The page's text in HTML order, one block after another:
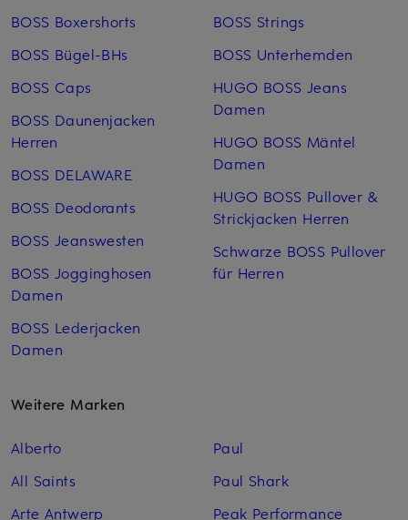
BOSS Boxershorts
BOSS Bügel-BHs
BOSS Caps
BOSS Daunenjacken
Herren
BOSS DELAWARE
BOSS Deodorants
BOSS Jeanswesten
BOSS Jogginghosen
Damen
BOSS Lederjacken
Damen
BOSS Strings
BOSS Unterhemden
HUGO BOSS Jeans
Damen
HUGO BOSS Mäntel
Damen
HUGO BOSS Pullover &
Strickjacken Herren
Schwarze BOSS Pullover
für Herren
Weitere Marken
Alberto
All Saints
Arte Antwerp
Paul
Paul Shark
Peak Performance